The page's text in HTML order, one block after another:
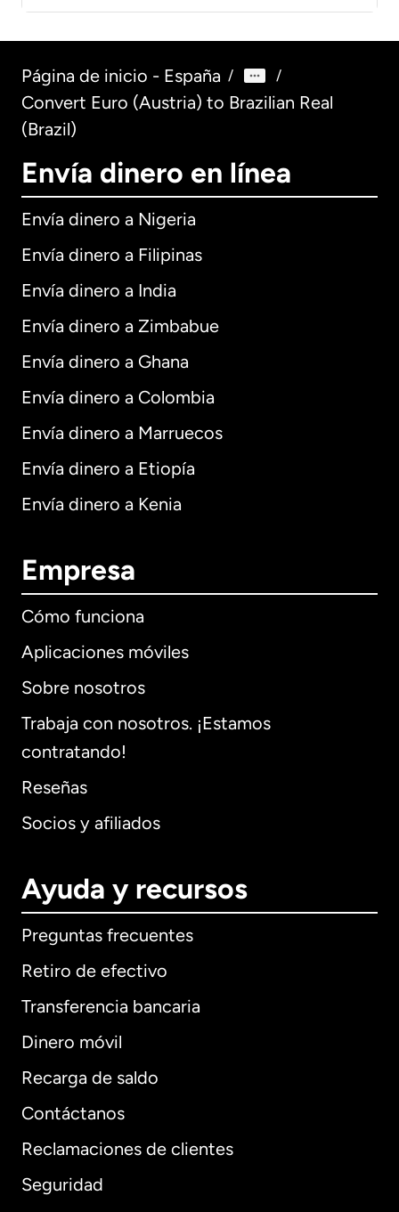
Página de inicio - España / /
Convert Euro (Austria) to Brazilian Real
(Brazil)
Envía dinero en línea
Envía dinero a Nigeria
Envía dinero a Filipinas
Envía dinero a India
Envía dinero a Zimbabue
Envía dinero a Ghana
Envía dinero a Colombia
Envía dinero a Marruecos
Envía dinero a Etiopía
Envía dinero a Kenia
Empresa
Cómo funciona
Aplicaciones móviles
Sobre nosotros
Trabaja con nosotros. ¡Estamos
contratando!
Reseñas
Socios y afiliados
Ayuda y recursos
Preguntas frecuentes
Retiro de efectivo
Transferencia bancaria
Dinero móvil
Recarga de saldo
Contáctanos
Reclamaciones de clientes
Seguridad